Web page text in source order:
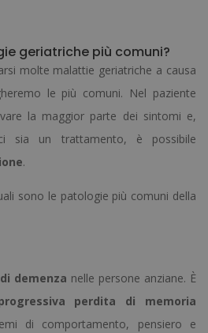
geriatriche più comuni?
molte malattie geriatriche a causa
le più comuni. Nel paziente
la maggior parte dei sintomi e,
sia un trattamento, è possibile
.
sono le patologie più comuni della
demenza nelle persone anziane. È
perdita di memoria
di comportamento, pensiero e